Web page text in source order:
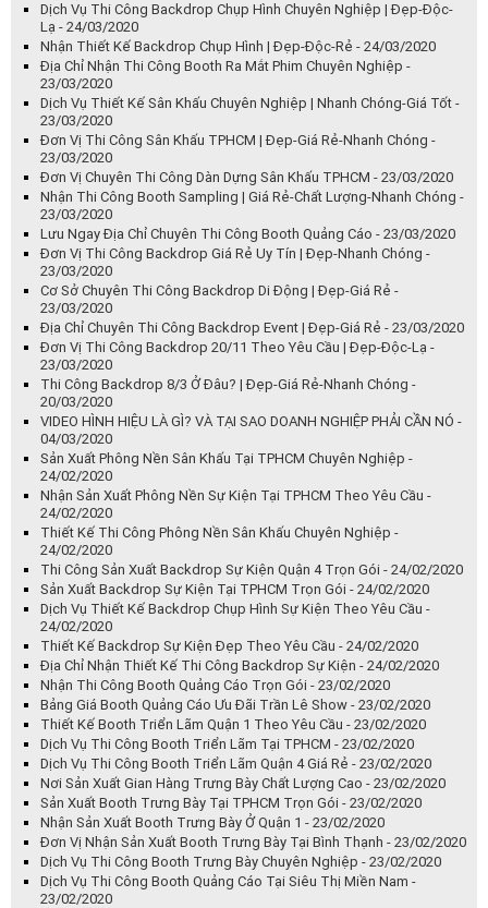
Dịch Vụ Thi Công Backdrop Chụp Hình Chuyên Nghiệp | Đẹp-Độc-
Lạ - 24/03/2020
Nhận Thiết Kế Backdrop Chụp Hình | Đẹp-Độc-Rẻ - 24/03/2020
Địa Chỉ Nhận Thi Công Booth Ra Mắt Phim Chuyên Nghiệp -
23/03/2020
Dịch Vụ Thiết Kế Sân Khấu Chuyên Nghiệp | Nhanh Chóng-Giá Tốt -
23/03/2020
Đơn Vị Thi Công Sân Khấu TPHCM | Đẹp-Giá Rẻ-Nhanh Chóng -
23/03/2020
Đơn Vị Chuyên Thi Công Dàn Dựng Sân Khấu TPHCM - 23/03/2020
Nhận Thi Công Booth Sampling | Giá Rẻ-Chất Lượng-Nhanh Chóng -
23/03/2020
Lưu Ngay Địa Chỉ Chuyên Thi Công Booth Quảng Cáo - 23/03/2020
Đơn Vị Thi Công Backdrop Giá Rẻ Uy Tín | Đẹp-Nhanh Chóng -
23/03/2020
Cơ Sở Chuyên Thi Công Backdrop Di Động | Đẹp-Giá Rẻ -
23/03/2020
Địa Chỉ Chuyên Thi Công Backdrop Event | Đẹp-Giá Rẻ - 23/03/2020
Đơn Vị Thi Công Backdrop 20/11 Theo Yêu Cầu | Đẹp-Độc-Lạ -
23/03/2020
Thi Công Backdrop 8/3 Ở Đâu? | Đẹp-Giá Rẻ-Nhanh Chóng -
20/03/2020
VIDEO HÌNH HIỆU LÀ GÌ? VÀ TẠI SAO DOANH NGHIỆP PHẢI CẦN NÓ -
04/03/2020
Sản Xuất Phông Nền Sân Khấu Tại TPHCM Chuyên Nghiệp -
24/02/2020
Nhận Sản Xuất Phông Nền Sự Kiện Tại TPHCM Theo Yêu Cầu -
24/02/2020
Thiết Kế Thi Công Phông Nền Sân Khấu Chuyên Nghiệp -
24/02/2020
Thi Công Sản Xuất Backdrop Sự Kiện Quận 4 Trọn Gói - 24/02/2020
Sản Xuất Backdrop Sự Kiện Tại TPHCM Trọn Gói - 24/02/2020
Dịch Vụ Thiết Kế Backdrop Chụp Hình Sự Kiện Theo Yêu Cầu -
24/02/2020
Thiết Kế Backdrop Sự Kiện Đẹp Theo Yêu Cầu - 24/02/2020
Địa Chỉ Nhận Thiết Kế Thi Công Backdrop Sự Kiện - 24/02/2020
Nhận Thi Công Booth Quảng Cáo Trọn Gói - 23/02/2020
Bảng Giá Booth Quảng Cáo Ưu Đãi Trần Lê Show - 23/02/2020
Thiết Kế Booth Triển Lãm Quận 1 Theo Yêu Cầu - 23/02/2020
Dịch Vụ Thi Công Booth Triển Lãm Tại TPHCM - 23/02/2020
Dịch Vụ Thi Công Booth Triển Lãm Quận 4 Giá Rẻ - 23/02/2020
Nơi Sản Xuất Gian Hàng Trưng Bày Chất Lượng Cao - 23/02/2020
Sản Xuất Booth Trưng Bày Tại TPHCM Trọn Gói - 23/02/2020
Nhận Sản Xuất Booth Trưng Bày Ở Quận 1 - 23/02/2020
Đơn Vị Nhận Sản Xuất Booth Trưng Bày Tại Bình Thạnh - 23/02/2020
Dịch Vụ Thi Công Booth Trưng Bày Chuyên Nghiệp - 23/02/2020
Dịch Vụ Thi Công Booth Quảng Cáo Tại Siêu Thị Miền Nam -
23/02/2020